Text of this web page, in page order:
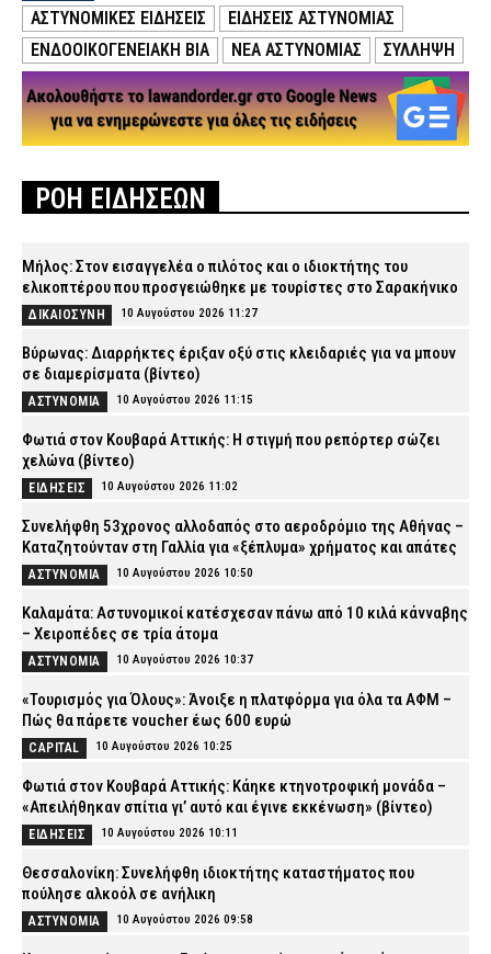
ΑΣΤΥΝΟΜΙΚΕΣ ΕΙΔΗΣΕΙΣ
ΕΙΔΗΣΕΙΣ ΑΣΤΥΝΟΜΙΑΣ
ΕΝΔΟΟΙΚΟΓΕΝΕΙΑΚΗ ΒΙΑ
ΝΕΑ ΑΣΤΥΝΟΜΙΑΣ ΣΥΛΛΗΨΗ
ΡΟΗ ΕΙΔΗΣΕΩΝ
Μήλος: Στον εισαγγελέα ο πιλότος και ο ιδιοκτήτης του
ελικοπτέρου που προσγειώθηκε με τουρίστες στο Σαρακήνικο
ΔΙΚΑΙΟΣΥΝΗ 10 Αυγούστου 2026 11:27
Βύρωνας: Διαρρήκτες έριξαν οξύ στις κλειδαριές για να μπουν
σε διαμερίσματα (βίντεο)
ΑΣΤΥΝΟΜΙΑ 10 Αυγούστου 2026 11:15
Φωτιά στον Κουβαρά Αττικής: Η στιγμή που ρεπόρτερ σώζει
χελώνα (βίντεο)
ΕΙΔΗΣΕΙΣ 10 Αυγούστου 2026 11:02
Συνελήφθη 53χρονος αλλοδαπός στο αεροδρόμιο της Αθήνας –
Καταζητούνταν στη Γαλλία για «ξέπλυμα» χρήματος και απάτες
ΑΣΤΥΝΟΜΙΑ 10 Αυγούστου 2026 10:50
Καλαμάτα: Αστυνομικοί κατέσχεσαν πάνω από 10 κιλά κάνναβης
– Χειροπέδες σε τρία άτομα
ΑΣΤΥΝΟΜΙΑ 10 Αυγούστου 2026 10:37
«Τουρισμός για Όλους»: Άνοιξε η πλατφόρμα για όλα τα ΑΦΜ –
Πώς θα πάρετε voucher έως 600 ευρώ
CAPITAL 10 Αυγούστου 2026 10:25
Φωτιά στον Κουβαρά Αττικής: Κάηκε κτηνοτροφική μονάδα –
«Απειλήθηκαν σπίτια γι’ αυτό και έγινε εκκένωση» (βίντεο)
ΕΙΔΗΣΕΙΣ 10 Αυγούστου 2026 10:11
Θεσσαλονίκη: Συνελήφθη ιδιοκτήτης καταστήματος που
πούλησε αλκοόλ σε ανήλικη
ΑΣΤΥΝΟΜΙΑ 10 Αυγούστου 2026 09:58